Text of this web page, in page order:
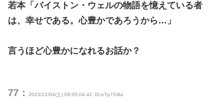
若本「バイストン・ウェルの物語を憶えている者
は、幸せである。心豊かであろうから…」
言うほど心豊かになれるお話か？
77： 2023/11/04(土) 09:05:04.42 ID:eTp7/Ulta